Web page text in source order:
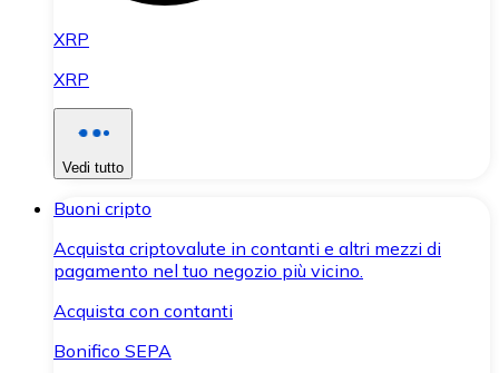
XRP
XRP
Vedi tutto
Buoni cripto
Acquista criptovalute in contanti e altri mezzi di
pagamento nel tuo negozio più vicino.
Acquista con contanti
Bonifico SEPA